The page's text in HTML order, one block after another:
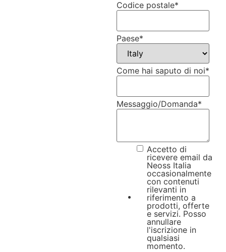
Codice postale*
Paese*
Come hai saputo di noi*
Messaggio/Domanda*
Accetto di
ricevere email da
Neoss Italia
occasionalmente
con contenuti
rilevanti in
riferimento a
prodotti, offerte
e servizi. Posso
annullare
l'iscrizione in
qualsiasi
momento.